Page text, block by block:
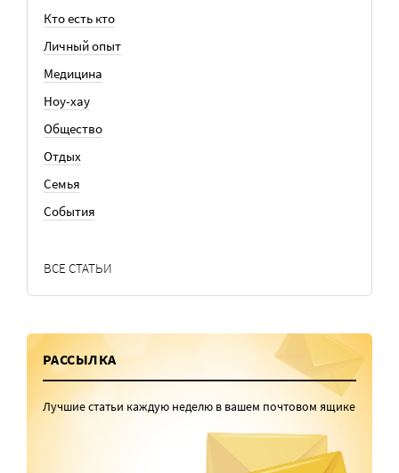
Кто есть кто
Личный опыт
Медицина
Ноу-хау
Общество
Отдых
Семья
События
ВСЕ СТАТЬИ
РАССЫЛКА
Лучшие статьи каждую неделю в вашем почтовом ящике